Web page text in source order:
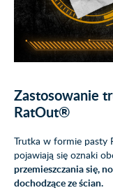
Zastosowanie
RatOut®
Trutka w formie pasty
pojawiają się oznaki
przemieszczania się,
dochodzące ze ścian.